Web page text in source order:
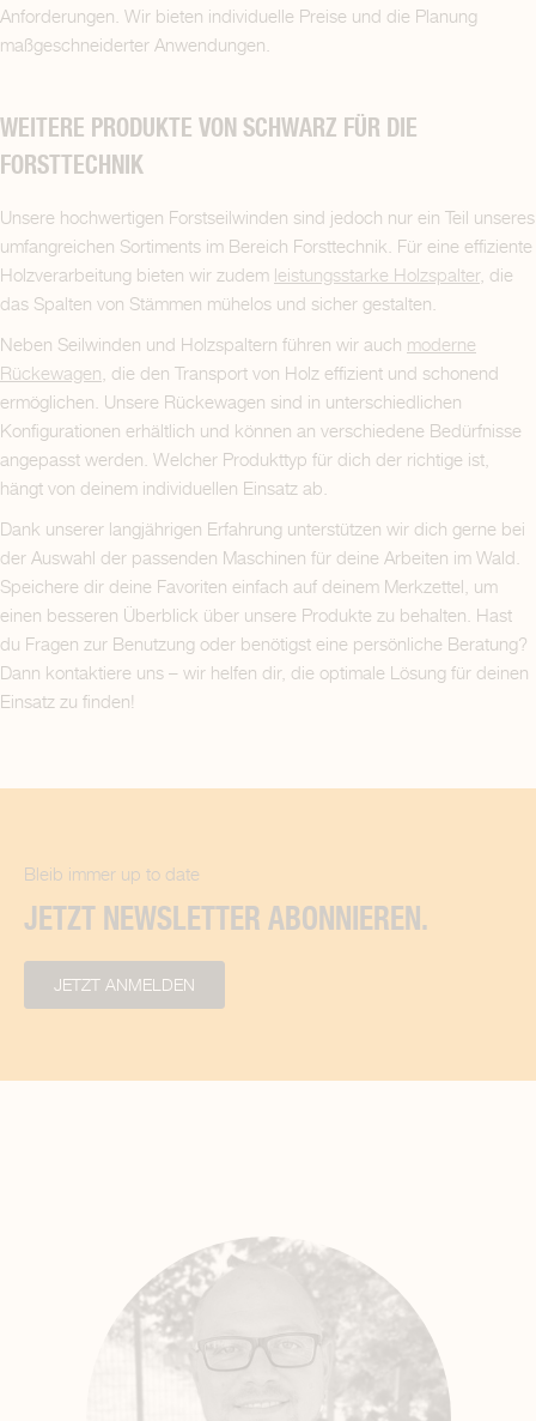
Anforderungen. Wir bieten individuelle Preise und die Planung
maßgeschneiderter Anwendungen.
WEITERE PRODUKTE VON SCHWARZ FÜR DIE
FORSTTECHNIK
Unsere hochwertigen Forstseilwinden sind jedoch nur ein Teil unseres
umfangreichen Sortiments im Bereich Forsttechnik. Für eine effiziente
Holzverarbeitung bieten wir zudem leistungsstarke Holzspalter, die
das Spalten von Stämmen mühelos und sicher gestalten.
Neben Seilwinden und Holzspaltern führen wir auch moderne
Rückewagen , die den Transport von Holz effizient und schonend
ermöglichen. Unsere Rückewagen sind in unterschiedlichen
Konfigurationen erhältlich und können an verschiedene Bedürfnisse
angepasst werden. Welcher Produkttyp für dich der richtige ist,
hängt von deinem individuellen Einsatz ab.
Dank unserer langjährigen Erfahrung unterstützen wir dich gerne bei
der Auswahl der passenden Maschinen für deine Arbeiten im Wald.
Speichere dir deine Favoriten einfach auf deinem Merkzettel, um
einen besseren Überblick über unsere Produkte zu behalten. Hast
du Fragen zur Benutzung oder benötigst eine persönliche Beratung?
Dann kontaktiere uns – wir helfen dir, die optimale Lösung für deinen
Einsatz zu finden!
Bleib immer up to date
JETZT NEWSLETTER ABONNIEREN.
JETZT ANMELDEN